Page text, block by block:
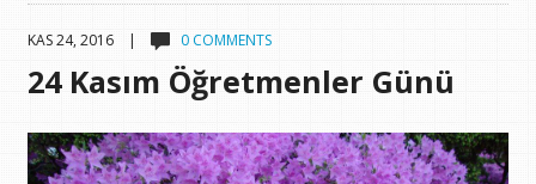
KAS 24, 2016 | 0 COMMENTS
24 Kasım Öğretmenler Günü